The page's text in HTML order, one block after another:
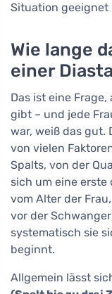
Situation geeignet
Wie lange
einer
Das ist eine
gibt – und jede
war, weiß das gut.
von vielen
Spalts, von der
sich um eine erste
vom Alter der
vor der
systematisch sie
beginnt.
Allgemein lässt